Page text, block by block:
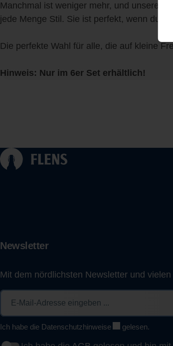
Manchmal ist weniger mehr, und unsere
jede Menge Stil. Sie ist perfekt, wenn du
Die perfekte Wahl für alle, die auf kleine
Hinweis: Nur im 6er Set erhältlich!
Newsletter
Mit dem nördlichsten Newsletter und vielen
Ich habe die Datenschutzhinweise gelesen.